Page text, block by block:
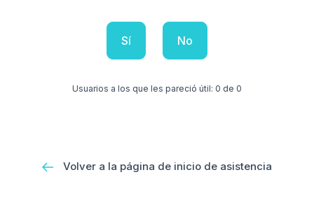
Sí No
Usuarios a los que les pareció útil: 0 de 0
Volver a la página de inicio de asistencia